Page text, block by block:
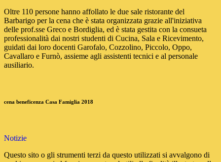
Oltre 110 persone hanno affollato le due sale ristorante del
Barbarigo per la cena che è stata organizzata grazie all'iniziativa
delle prof.sse Greco e Bordiglia, ed è stata gestita con la consueta
professionalità dai nostri studenti di Cucina, Sala e Ricevimento,
guidati dai loro docenti Garofalo, Cozzolino, Piccolo, Oppo,
Cavallaro e Furnò, assieme agli assistenti tecnici e al personale
ausiliario.
cena beneficenza Casa Famiglia 2018
Notizie
Questo sito o gli strumenti terzi da questo utilizzati si avvalgono di